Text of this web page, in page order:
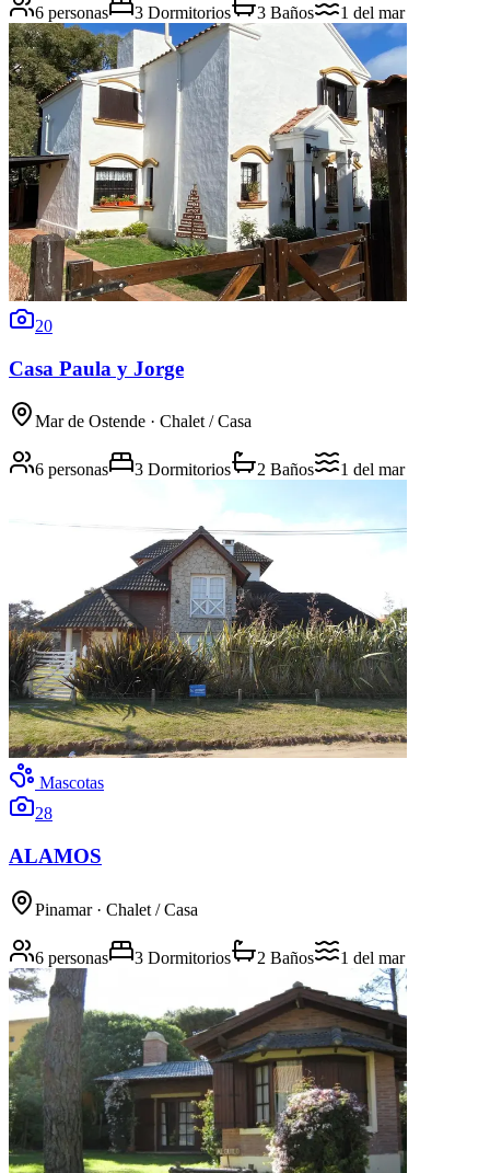
6 personas 3 Dormitorios 3 Baños 1 del mar
20
Casa Paula y Jorge
Mar de Ostende · Chalet / Casa
6 personas 3 Dormitorios 2 Baños 1 del mar
Mascotas
28
ALAMOS
Pinamar· Chalet / Casa
6 personas 3 Dormitorios 2 Baños 1 del mar